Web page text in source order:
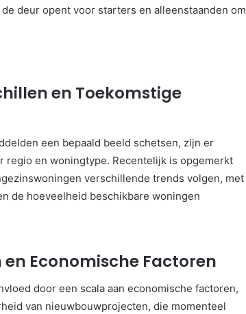
deur opent voor starters en alleenstaanden om
en Toekomstige
een bepaald beeld schetsen, zijn er
regio en woningtype. Recentelijk is opgemerkt
verschillende trends volgen, met
de hoeveelheid beschikbare woningen
Economische Factoren
door een scala aan economische factoren,
van nieuwbouwprojecten, die momenteel